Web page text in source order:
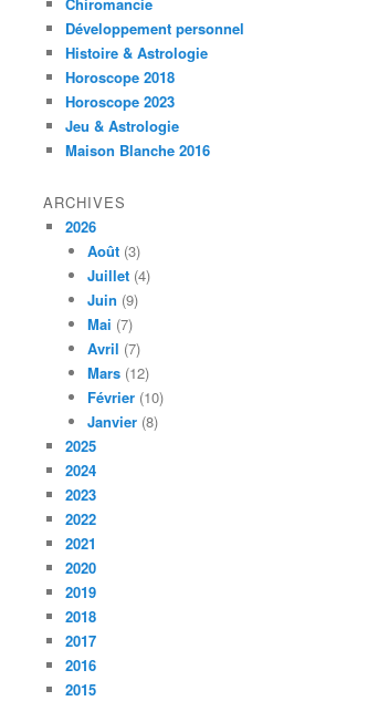
Développement personnel
Histoire & Astrologie
Horoscope 2018
Horoscope 2023
Jeu & Astrologie
Maison Blanche 2016
ARCHIVES
2026
Août (3)
Juillet (4)
Juin (9)
Mai (7)
Avril (7)
Mars (12)
Février (10)
Janvier (8)
2025
2024
2023
2022
2021
2020
2019
2018
2017
2016
2015